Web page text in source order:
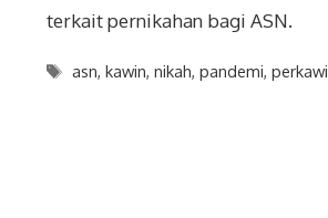
terkait pernikahan bagi ASN.
Tags
asn,kawin,nikah,pandemi,